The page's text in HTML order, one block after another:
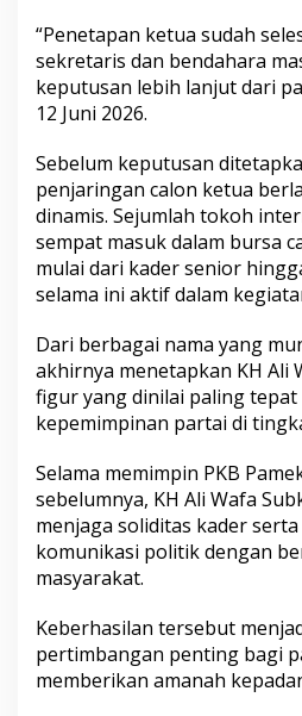
a
r
a
“Penetapan ketua sudah
sekretaris dan bendahara
keputusan lebih lanjut dari
12 Juni 2026.
Sebelum keputusan
penjaringan calon ketua
dinamis. Sejumlah tokoh
sempat masuk dalam bursa
mulai dari kader senior
selama ini aktif dalam
Dari berbagai nama yang
akhirnya menetapkan KH Ali
figur yang dinilai paling
kepemimpinan partai di
Selama memimpin PKB
sebelumnya, KH Ali Wafa
menjaga soliditas kader
komunikasi politik dengan
masyarakat.
Keberhasilan tersebut
pertimbangan penting bagi
memberikan amanah